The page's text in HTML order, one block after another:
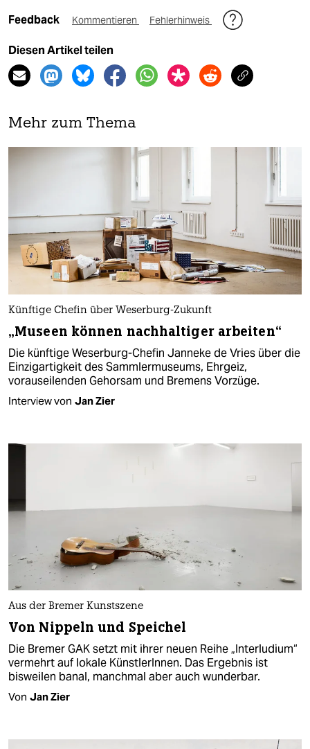
Feedback Kommentieren Fehlerhinweis
Diesen Artikel teilen
Mehr zum Thema
Künftige Chefin über Weserburg-Zukunft
„Museen können nachhaltiger arbeiten“
Die künftige Weserburg-Chefin Janneke de Vries über die
Einzigartigkeit des Sammlermuseums, Ehrgeiz,
vorauseilenden Gehorsam und Bremens Vorzüge.
Interview von Jan Zier
Aus der Bremer Kunstszene
Von Nippeln und Speichel
Die Bremer GAK setzt mit ihrer neuen Reihe „Interludium“
vermehrt auf lokale KünstlerInnen. Das Ergebnis ist
bisweilen banal, manchmal aber auch wunderbar.
Von Jan Zier